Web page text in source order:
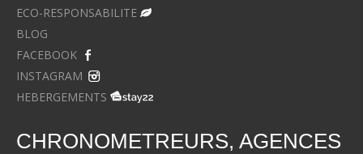
ECO-RESPONSABILITE
BLOG
FACEBOOK
INSTAGRAM
HEBERGEMENTS
CHRONOMETREURS, AGENCES